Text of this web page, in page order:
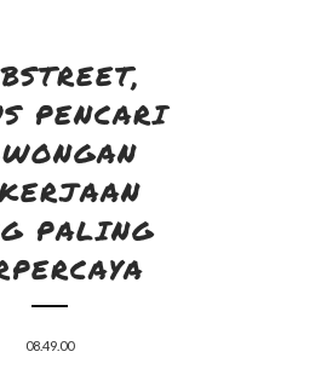
PENCARI
PALING
08.49.00